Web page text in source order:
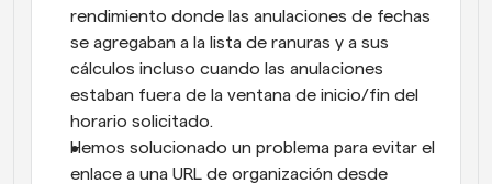
rendimiento donde las anulaciones de fechas
se agregaban a la lista de ranuras y a sus
cálculos incluso cuando las anulaciones
estaban fuera de la ventana de inicio/fin del
horario solicitado.
Hemos solucionado un problema para evitar el
enlace a una URL de organización desde